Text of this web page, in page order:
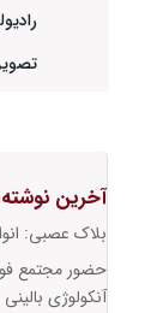
آخرین
بلاک عصبی:
حضور مجتمع
آنکولوژی بالینی